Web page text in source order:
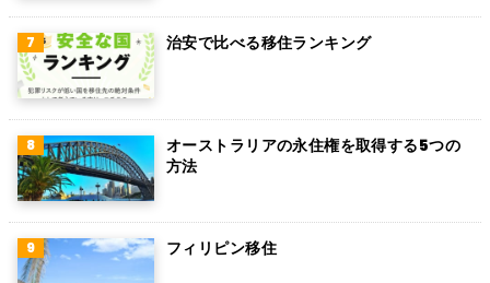
トルコ
フィンランド
チェコ
チリ
デンマーク
ハンガリー
ポーランド
治安で比べる移住ランキング
オーストラリアの永住権を取得する5つの
方法
フィリピン移住